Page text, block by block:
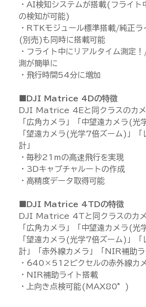
・AI検知システムが搭載(フライト
の検知が可能)
・RTKモジュール標準搭載/純正ラ
(別売)も同時に搭載可能
・フライト中にリアルタイム測定
測が簡単に
・飛行時間54分に増加
■DJI Matrice 4Dの特徴
DJI Matrice 4Eと同クラスのカメ
「広角カメラ」「中望遠カメラ(光
「望遠カメラ(光学7倍ズーム)」「
計」
・毎秒21mの高速飛行を実現
・3Dキャプチャルートの作成
・高精度データ取得可能
■DJI Matrice 4TDの特徴
DJI Matrice 4Tと同クラスのカ
「広角カメラ」「中望遠カメラ(光
「望遠カメラ(光学7倍ズーム)」「
計」「赤外線カメラ」「NIR補助ラ
・640×512ピクセルの赤外線カ
・NIR補助ライト搭載
・上向き点検可能(MAX80°)